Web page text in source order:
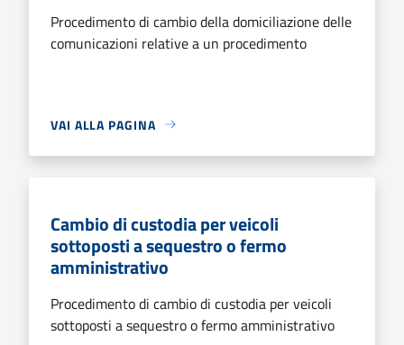
Procedimento di cambio della domiciliazione delle
comunicazioni relative a un procedimento
VAI ALLA PAGINA
Cambio di custodia per veicoli
sottoposti a sequestro o fermo
amministrativo
Procedimento di cambio di custodia per veicoli
sottoposti a sequestro o fermo amministrativo